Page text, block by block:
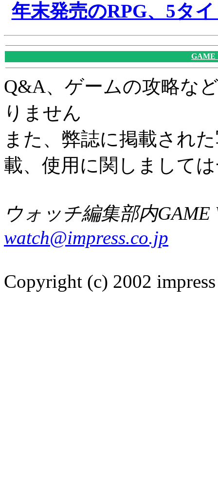
年末発売のRPG、5タ
GAME
Q&A、ゲームの攻略な
りません
また、弊誌に掲載され
載、使用に関しまして
ウォッチ編集部内GAME
watch@impress.co.jp
Copyright (c) 2002